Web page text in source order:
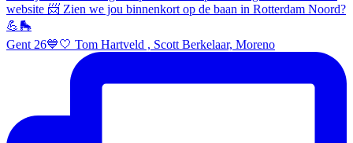
Gent 26💙🤍 Tom Hartveld , Scott Berkelaar, Moreno